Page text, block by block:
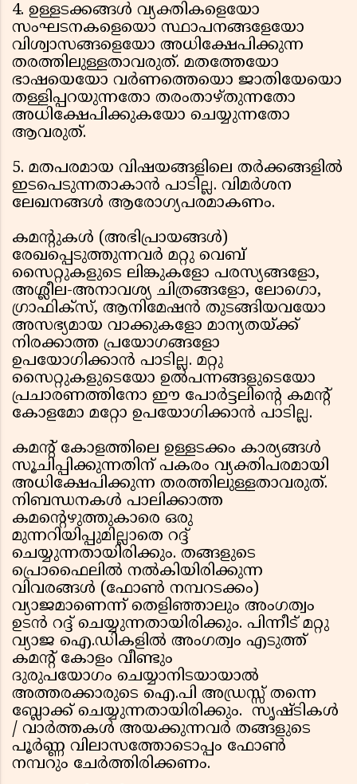
4. ഉള്ളടക്കങ്ങൾ വ്യക്തികളെയോ
സംഘടനകളെയൊ സ്ഥാപനങ്ങളേയോ
വിശ്വാസങ്ങളെയോ അധിക്ഷേപിക്കുന്ന
തരത്തിലുള്ളതാവരുത്. മതത്തേയോ
ഭാഷയെയോ വര്‍ണത്തെയൊ ജാതിയേയൊ
തള്ളിപ്പറയുന്നതോ തരംതാഴ്തുന്നതോ
അധിക്ഷേപിക്കുകയോ ചെയ്യുന്നതോ
ആവരുത്.
5. മതപരമായ വിഷയങ്ങളിലെ തര്‍ക്കങ്ങളില്‍
ഇടപെടുന്നതാകാന്‍ പാടില്ല. വിമര്‍ശന
ലേഖനങ്ങള്‍ ആരോഗ്യപരമാകണം.
കമന്റുകള്‍ (അഭിപ്രായങ്ങള്‍)
രേഖപ്പെടുത്തുന്നവര്‍ മറ്റു വെബ്
സൈറ്റുകളുടെ ലിങ്കുകളോ പരസ്യങ്ങളോ,
അശ്ലീല-അനാവശ്യ ചിത്രങ്ങളോ, ലോഗൊ,
ഗ്രാഫിക്സ്, ആനിമേഷന്‍ തുടങ്ങിയവയോ
അസഭ്യമായ വാക്കുകളോ മാന്യതയ്ക്ക്
നിരക്കാത്ത പ്രയോഗങ്ങളോ
ഉപയോഗിക്കാന്‍ പാടില്ല. മറ്റു
സൈറ്റുകളുടെയോ ഉല്‍പന്നങ്ങളുടെയോ
പ്രചാരണത്തിനോ ഈ പോര്‍ട്ടലിന്റെ കമന്റ്
കോളമോ മറ്റോ ഉപയോഗിക്കാന്‍ പാടില്ല.
കമന്റ് കോളത്തിലെ ഉള്ളടക്കം കാര്യങ്ങള്‍
സൂചിപ്പിക്കുന്നതിന് പകരം വ്യക്തിപരമായി
അധിക്ഷേപിക്കുന്ന തരത്തിലുള്ളതാവരുത്.
നിബന്ധനകള്‍ പാലിക്കാത്ത
കമന്റെഴുത്തുകാരെ ഒരു
മുന്നറിയിപ്പുമില്ലാതെ റദ്ദ്
ചെയ്യുന്നതായിരിക്കും. തങ്ങളുടെ
പ്രൊഫൈലില്‍ നല്‍കിയിരിക്കുന്ന
വിവരങ്ങള്‍ (ഫോണ്‍ നമ്പറടക്കം)
വ്യാജമാണെന്ന് തെളിഞ്ഞാലും അംഗത്വം
ഉടന്‍ റദ്ദ് ചെയ്യുന്നതായിരിക്കും. പിന്നീട് മറ്റു
വ്യാജ ഐ.ഡികളില്‍ അംഗത്വം എടുത്ത്
കമന്റ് കോളം വീണ്ടും
ദുരുപയോഗം ചെയ്യാനിടയായാല്‍
അത്തരക്കാരുടെ ഐ.പി അഡ്രസ്സ് തന്നെ
ബ്ലോക്ക് ചെയ്യുന്നതായിരിക്കും. സൃഷ്ടികള്‍
/ വാര്‍ത്തകള്‍ അയക്കുന്നവര്‍ തങ്ങളുടെ
പൂര്‍ണ്ണ വിലാസത്തോടൊപ്പം ഫോണ്‍
നമ്പറും ചേര്‍ത്തിരിക്കണം.